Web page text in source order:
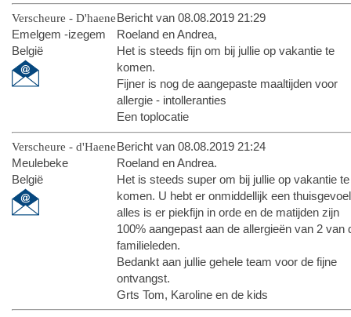
Verscheure - D'haene
Emelgem -izegem
België
Bericht van 08.08.2019 21:29
Roeland en Andrea,
Het is steeds fijn om bij jullie op vakantie te
komen.
Fijner is nog de aangepaste maaltijden voor
allergie - intolleranties
Een toplocatie
Verscheure - d'Haene
Meulebeke
België
Bericht van 08.08.2019 21:24
Roeland en Andrea.
Het is steeds super om bij jullie op vakantie te
komen. U hebt er onmiddellijk een
alles is er piekfijn in orde en de matijden zijn
100% aangepast aan de allergieën van 2 van
familieleden.
Bedankt aan jullie gehele team voor de fijne
ontvangst.
Grts Tom, Karoline en de kids